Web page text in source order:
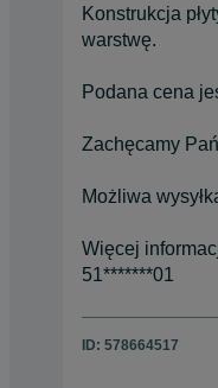
Konstrukcja
warstwę.
Podana cena
Zachęcamy
Możliwa
Więcej
51*******01
ID: 578664517